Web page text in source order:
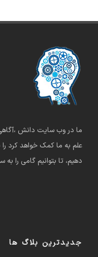
ما در وب سایت دانش
علم به ما کمک خواهد کرد را
دهیم، تا بتوانیم گامی را
جدیدترین بلاگ ها